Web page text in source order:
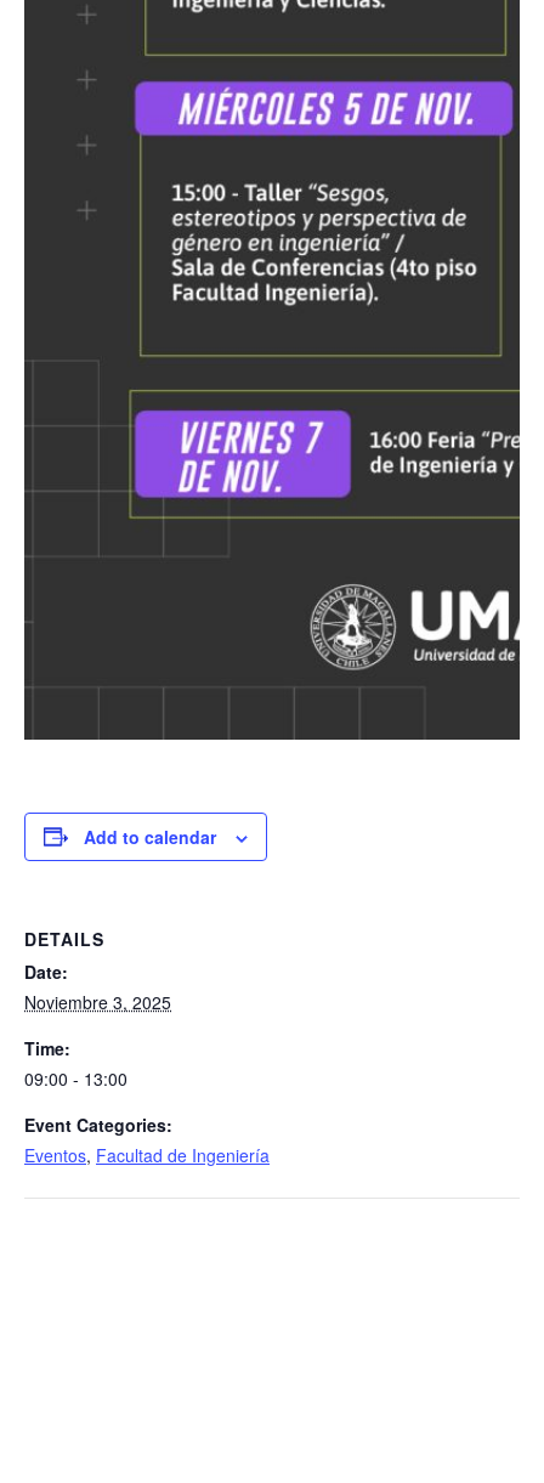
Add to calendar
DETAILS
Date:
Noviembre 3, 2025
Time:
09:00 - 13:00
Event Categories:
Eventos, Facultad de Ingeniería